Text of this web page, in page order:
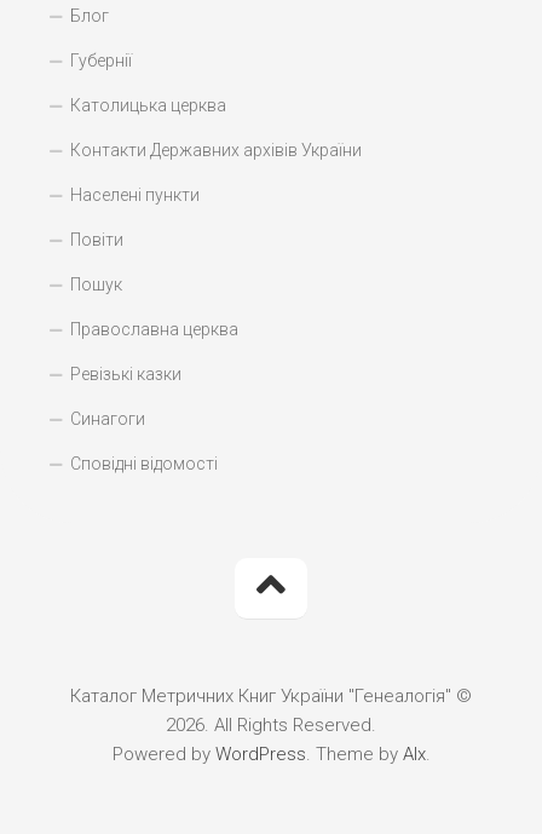
Блог
Губернії
Католицька церква
Контакти Державних архівів України
Населені пункти
Повіти
Пошук
Православна церква
Ревізькі казки
Синагоги
Сповідні відомості
Каталог Метричних Книг України "Генеалогія" ©
2026. All Rights Reserved.
Powered by WordPress. Theme by Alx.